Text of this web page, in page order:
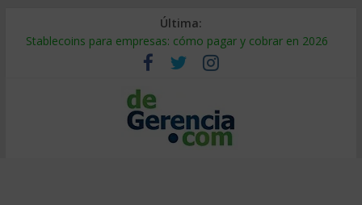
Última:
Stablecoins para empresas: cómo pagar y cobrar en 2026
Despido silencioso: qué es y por qué sale tan caro
IA en selección de personal: cómo auditarla a tiempo
Trabajo forzoso en la cadena de suministro: qué hacer
Mercado hispano de EE. UU.: cómo segmentarlo y venderle